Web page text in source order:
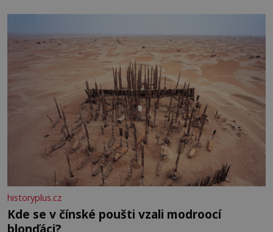
historyplus.cz
Kde se v čínské poušti vzali modroocí
blonďáci?